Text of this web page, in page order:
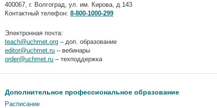
400067 г. Волгоград ул. им. Кирова, д.143
Контактный телефон: 8-800-1000-299
Электронная почта:
teach@uchmet.org – доп. образование
editor@uchmet.ru – вебинары
order@uchmet.ru – техподдержка
Дополнительное профессиональное образование
Расписание